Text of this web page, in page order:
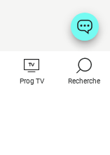
Prog TV Recherche